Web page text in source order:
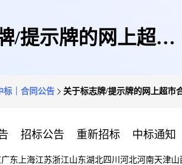
/提示牌的网上超市
标｜合同公告 关于标志牌/提示牌的网上超市
招标公告 重新招标 中标通知
广东 上海江苏浙江山东湖北四川 河北河南天津山